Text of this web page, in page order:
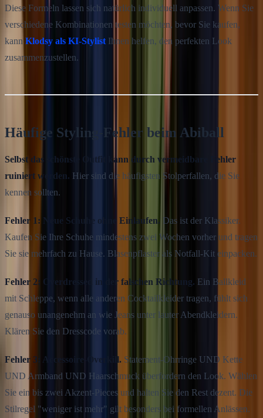
Diese Formeln lassen sich natürlich individuell anpassen. Wenn Sie
verschiedene Kombinationen testen möchten, bevor Sie kaufen,
kann Klodsy als KI-Stylist Ihnen helfen, den perfekten Look
zusammenzustellen.
Häufige Styling-Fehler beim Abiball
Selbst das schönste Outfit kann durch vermeidbare Fehler
ruiniert werden. Hier sind die häufigsten Stolperfallen, die Sie
kennen sollten.
Fehler 1: Neue Schuhe ohne Einlaufen. Das ist der Klassiker.
Kaufen Sie Ihre Schuhe mindestens zwei Wochen vorher und tragen
Sie sie mehrfach zu Hause. Blasenpflaster als Notfall-Kit einpacken.
Fehler 2: Overdressed in der falschen Richtung. Ein Ballkleid
mit Schleppe, wenn alle anderen Cocktailkleider tragen, fühlt sich
genauso unangenehm an wie Jeans unter lauter Abendkleidern.
Klären Sie den Dresscode vorab.
Fehler 3: Accessoire-Overkill. Statement-Ohrringe UND Kette
UND Armband UND Haarschmuck überfordern den Look. Wählen
Sie ein bis zwei Akzent-Pieces und halten Sie den Rest dezent. Die
Stilregel "weniger ist mehr" gilt besonders bei formellen Anlässen.